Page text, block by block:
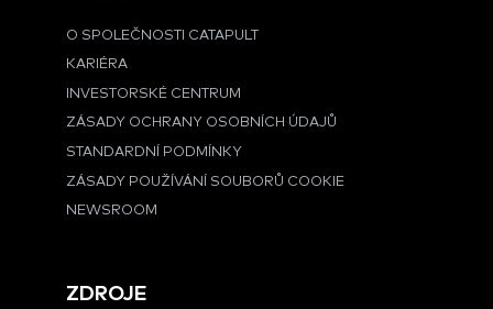
O SPOLEČNOSTI CATAPULT
KARIÉRA
INVESTORSKÉ CENTRUM
ZÁSADY OCHRANY OSOBNÍCH ÚDAJŮ
STANDARDNÍ PODMÍNKY
ZÁSADY POUŽÍVÁNÍ SOUBORŮ COOKIE
NEWSROOM
ZDROJE